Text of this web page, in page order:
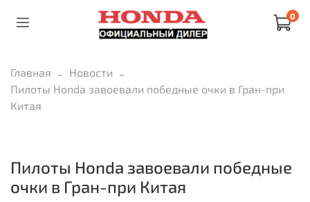
0
Главная
Новости
Пилоты Honda завоевали победные очки в Гран-при
Китая
Пилоты Honda завоевали победные
очки в Гран-при Китая